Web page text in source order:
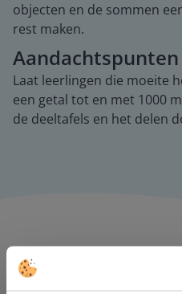
objecten en de sommen
rest maken.
Aandachtspunten
Laat leerlingen die moeite
een getal tot en met 1000
de deeltafels en het delen